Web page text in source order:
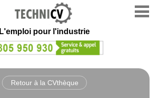
L'emploi pour l'industrie
Retour à la CVthèque